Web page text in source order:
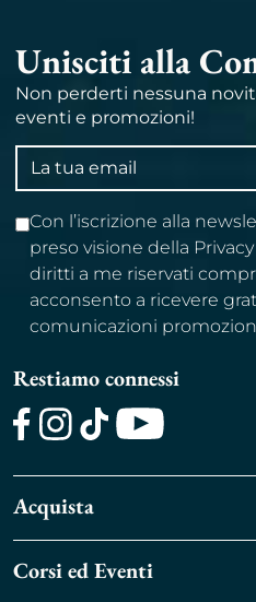
Unisciti alla
Non perderti nessuna
eventi e promozioni!
Indirizzo
email
Con l’iscrizione alla
preso visione della
diritti a me riservati
acconsento a ricevere
comunicazioni
Restiamo connessi
Acquista
Corsi ed Eventi